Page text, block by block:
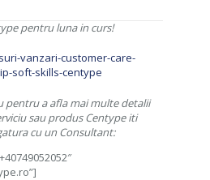
pentru luna in curs!
pentru a afla mai multe detalii
sau produs Centype iti
cu un Consultant: